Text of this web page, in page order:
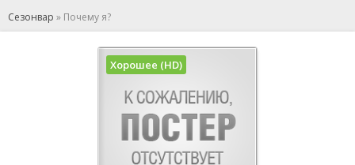
Сезонвар » Почему я?
Хорошее (HD)